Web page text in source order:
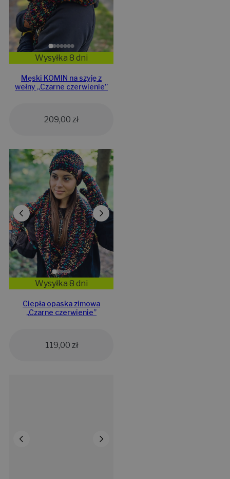
Wysyłka 8 dni
Męski KOMIN na szyję z
wełny „Czarne czerwienie”
209,00 zł
Wysyłka 8 dni
Ciepła opaska zimowa
,,Czarne czerwienie”
119,00 zł